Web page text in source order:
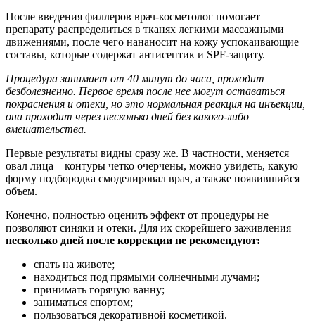
После введения филлеров врач-косметолог помогает
препарату распределиться в тканях легкими массажными
движениями, после чего нананосит на кожу успокаивающие
составы, которые содержат антисептик и SPF-защиту.
Процедура занимает от 40 минут до часа, проходит
безболезненно. Первое время после нее могут оставаться
покраснения и отеки, но это нормальная реакция на инъекции,
она проходит через несколько дней без какого-либо
вмешательства.
Первые результаты видны сразу же. В частности, меняется
овал лица – контуры четко очерчены, можно увидеть, какую
форму подбородка смоделировал врач, а также появившийся
объем.
Конечно, полностью оценить эффект от процедуры не
позволяют синяки и отеки. Для их скорейшего заживления
несколько дней после коррекции не рекомендуют:
спать на животе;
находиться под прямыми солнечными лучами;
принимать горячую ванну;
заниматься спортом;
пользоваться декоративной косметикой.